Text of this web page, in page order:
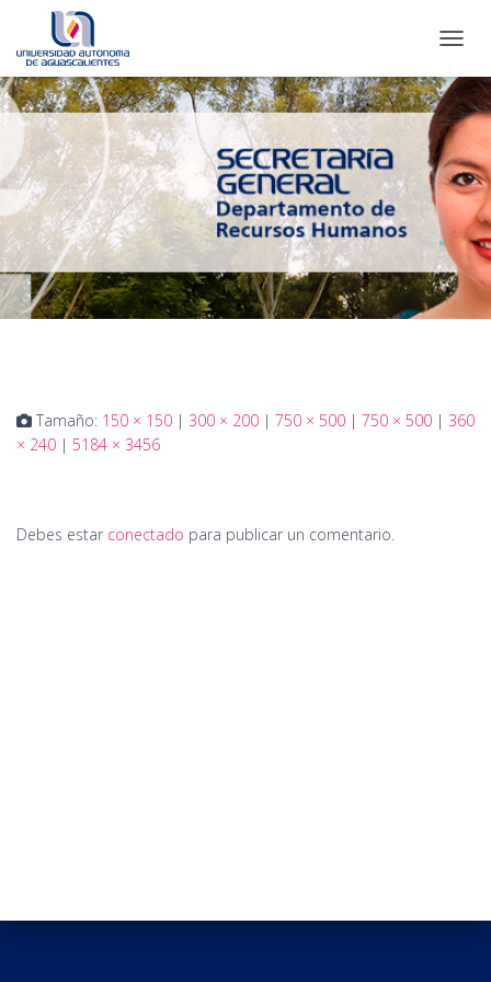
Tamaño: 150 × 150 | 300 × 200 | 750 × 500 | 750 × 500 | 360
× 240 | 5184 × 3456
Debes estar conectado para publicar un comentario.